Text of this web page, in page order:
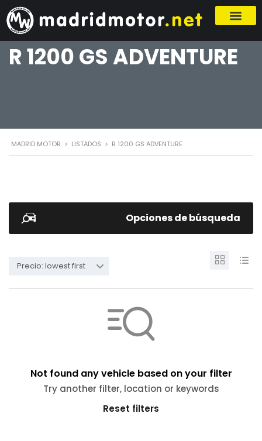
R 1200 GS ADVENTURE
MADRID MOTOR > LISTADOS > R 1200 GS ADVENTURE
Opciones de búsqueda
Precio: lowest first
Not found any vehicle based on your filter
Try another filter, location or keywords
Reset filters